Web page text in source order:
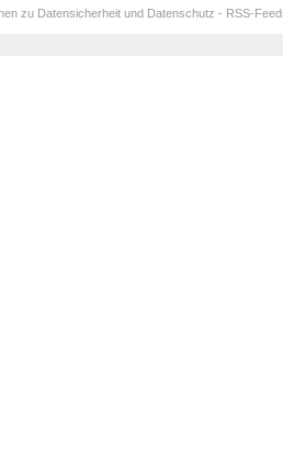
zu Datensicherheit und Datenschutz - RSS-